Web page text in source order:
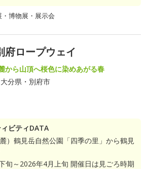
・博物展・展示会
府ロープウェイ
から山頂へ桜色に染めあがる春
大分県・別府市
ビティDATA
）鶴見岳自然公園「四季の里」から鶴見
旬～2026年4月上旬 開催日は見ごろ時期